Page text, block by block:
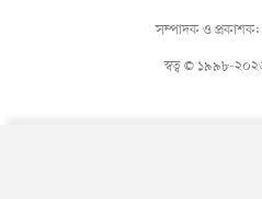
স্বত্ব © ১৯৯৮-
সম্পাদক ও